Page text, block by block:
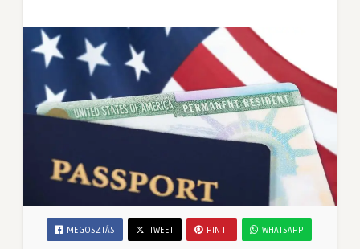
MEGOSZTÁS TWEET PIN IT WHATSAPP